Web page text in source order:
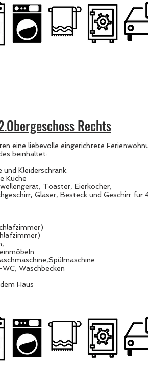
Rechts
eine liebevolle eingerichtete
beinhaltet:
Kleiderschrank.
Küche
Toaster, Eierkocher,
Gläser, Besteck und Geschirr
Waschbecken
Haus